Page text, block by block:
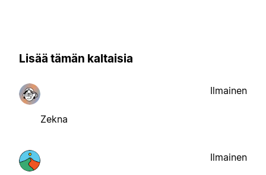
Lisää tämän kaltaisia
Zekna
Ilmainen
Ilmainen